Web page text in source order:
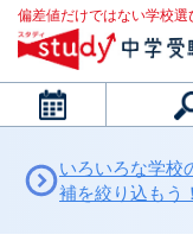
偏差値だけではない学校選
カレンダー
いろいろな学校
補を絞り込もう！